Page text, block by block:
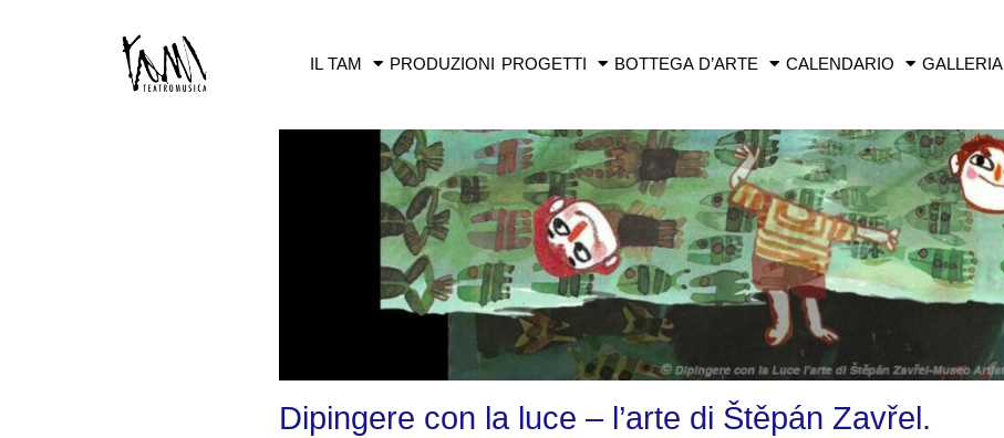
IL TAM PRODUZIONI PROGETTI BOTTEGA D’ARTE CALENDARIO GALLERIA
Dipingere con la luce – l’arte di Štěpán Zavřel.